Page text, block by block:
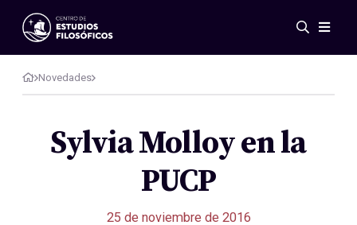
Eventos
Novedades
Investigación
Publicaciones
Novedades
Sylvia Molloy en la
PUCP
25 de noviembre de 2016